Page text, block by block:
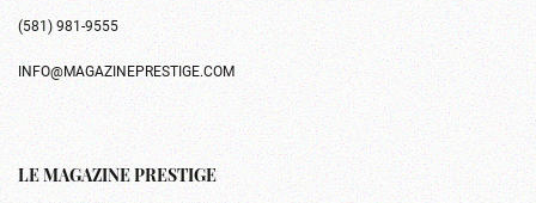
(581) 981-9555
INFO@MAGAZINEPRESTIGE.COM
LE MAGAZINE PRESTIGE